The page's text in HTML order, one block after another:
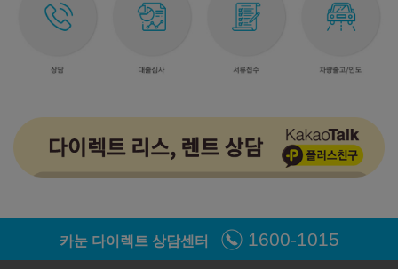
2025년형 가솔린 1.6 N Line (개소세 5% 기준)
2025년형 LPi 1.6 일반 판매 (개소세 5% 기준)
LPG 10.5㎞/ℓ
21,340,000 원
LPG 10.3㎞/ℓ
카눈 다이렉트 상담센터 1600-1015